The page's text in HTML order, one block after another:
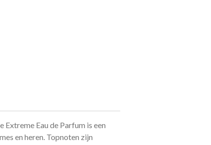
Eau de Parfum is een
en heren. Topnoten zijn